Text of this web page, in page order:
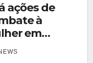
ações de
à
em